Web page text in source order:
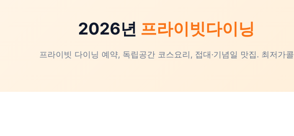
2026년 프라이빗다이닝
프라이빗 다이닝 예약, 독립공간 코스요리, 접대·기념일 맛집. 최저가콜